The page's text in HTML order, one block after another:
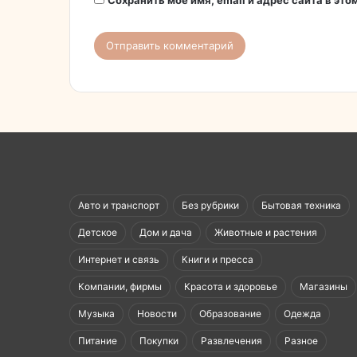
Авто и транспорт Без рубрики Бытовая техника
Детское Дом и дача Животные и растения
Интернет и связь Книги и пресса
Компании, фирмы Красота и здоровье Магазины
Музыка Новости Образование Одежда
Питание Покупки Развлечения Разное